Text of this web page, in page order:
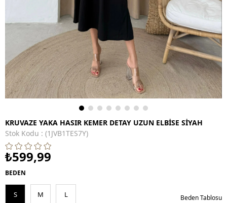
KRUVAZE YAKA HASIR KEMER DETAY UZUN ELBİSE SİYAH
Stok Kodu
(1JVB1TES7Y)
₺599,99
BEDEN
S M L Beden Tablosu